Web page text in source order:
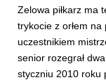
Zelowa piłkarz ma
trykocie z orłem na
uczestnikiem
senior rozegrał
styczniu 2010 roku